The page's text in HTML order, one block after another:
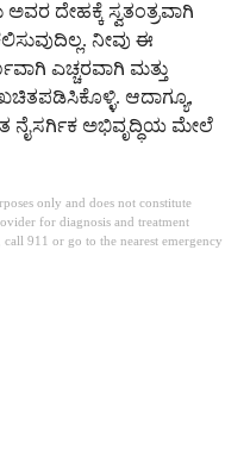
ದೇಹಕ್ಕೆ ಸ್ವತಂತ್ರವಾಗಿ
ನೀವು ಈ
ಎಚ್ಚರವಾಗಿ ಮತ್ತು
ಆದಾಗ್ಯೂ,
ನೈಸರ್ಗಿಕ ಅಭಿವೃದ್ಧಿಯ ಮೇಲೆ
only and does not constitute
for diagnosis and treatment
911 or go to the nearest emergency